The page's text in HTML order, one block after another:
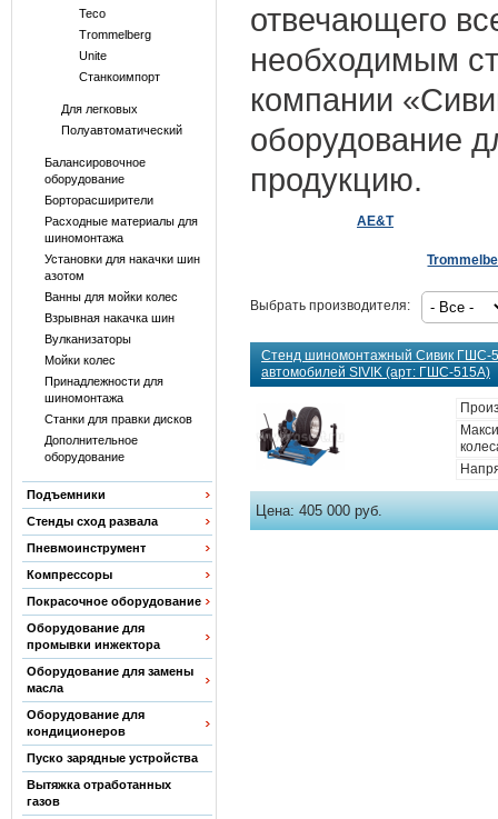
Teco
Trommelberg
Unite
Станкоимпорт
Для легковых
Полуавтоматический
Балансировочное
оборудование
Борторасширители
Расходные материалы для
шиномонтажа
Установки для накачки шин
азотом
Ванны для мойки колес
Взрывная накачка шин
Вулканизаторы
Мойки колес
Принадлежности для
шиномонтажа
Станки для правки дисков
Дополнительное
оборудование
Подъемники
Стенды сход развала
Пневмоинструмент
Компрессоры
Покрасочное оборудование
Оборудование для
промывки инжектора
Оборудование для замены
масла
Оборудование для
кондиционеров
Пуско зарядные устройства
Вытяжка отработанных
газов
отвечающего
необходимым
компании
оборудование
продукцию.
AE&T
Выбрать производителя:
Стенд шиномонтажный Сивик ГШС-
автомобилей SIVIK (арт: ГШС-515А)
Цена:405 000 руб.